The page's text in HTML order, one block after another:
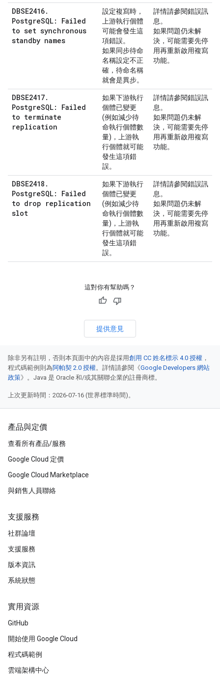
DBSE2416.
PostgreSQL: Failed
to set synchronous
standby names
設定複寫時，
上游執行個體
可能會發生這
項錯誤。
如果同步待命
名稱設定不正
確，待命名稱
就會是異步。
詳情請參閱錯誤訊
息。
如果問題仍未解
決，可能需要先停
用再重新啟用複寫
功能。
DBSE2417.
PostgreSQL: Failed
to terminate
replication
如果下游執行
個體已變更
(例如減少待
命執行個體數
量)，上游執
行個體就可能
發生這項錯
誤。
詳情請參閱錯誤訊
息。
如果問題仍未解
決，可能需要先停
用再重新啟用複寫
功能。
DBSE2418.
PostgreSQL: Failed
to drop replication
slot
如果下游執行
個體已變更
(例如減少待
命執行個體數
量)，上游執
行個體就可能
發生這項錯
誤。
詳情請參閱錯誤訊
息。
如果問題仍未解
決，可能需要先停
用再重新啟用複寫
功能。
這對你有幫助嗎？
提供意見
除非另有註明，否則本頁面中的內容是採用創用 CC 姓名標示 4.0 授權 ，
程式碼範例則為阿帕契 2.0 授權。詳情請參閱《Google Developers 網站
政策》。Java 是 Oracle 和/或其關聯企業的註冊商標。
上次更新時間：2026-07-16 (世界標準時間)。
產品與定價
查看所有產品/服務
Google Cloud 定價
Google Cloud Marketplace
與銷售人員聯絡
支援服務
社群論壇
支援服務
版本資訊
系統狀態
實用資源
GitHub
開始使用 Google Cloud
程式碼範例
雲端架構中心